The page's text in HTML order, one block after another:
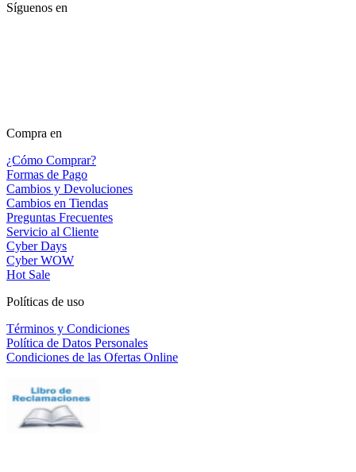
Síguenos en
Compra en
¿Cómo Comprar?
Formas de Pago
Cambios y Devoluciones
Cambios en Tiendas
Preguntas Frecuentes
Servicio al Cliente
Cyber Days
Cyber WOW
Hot Sale
Políticas de uso
Términos y Condiciones
Política de Datos Personales
Condiciones de las Ofertas Online